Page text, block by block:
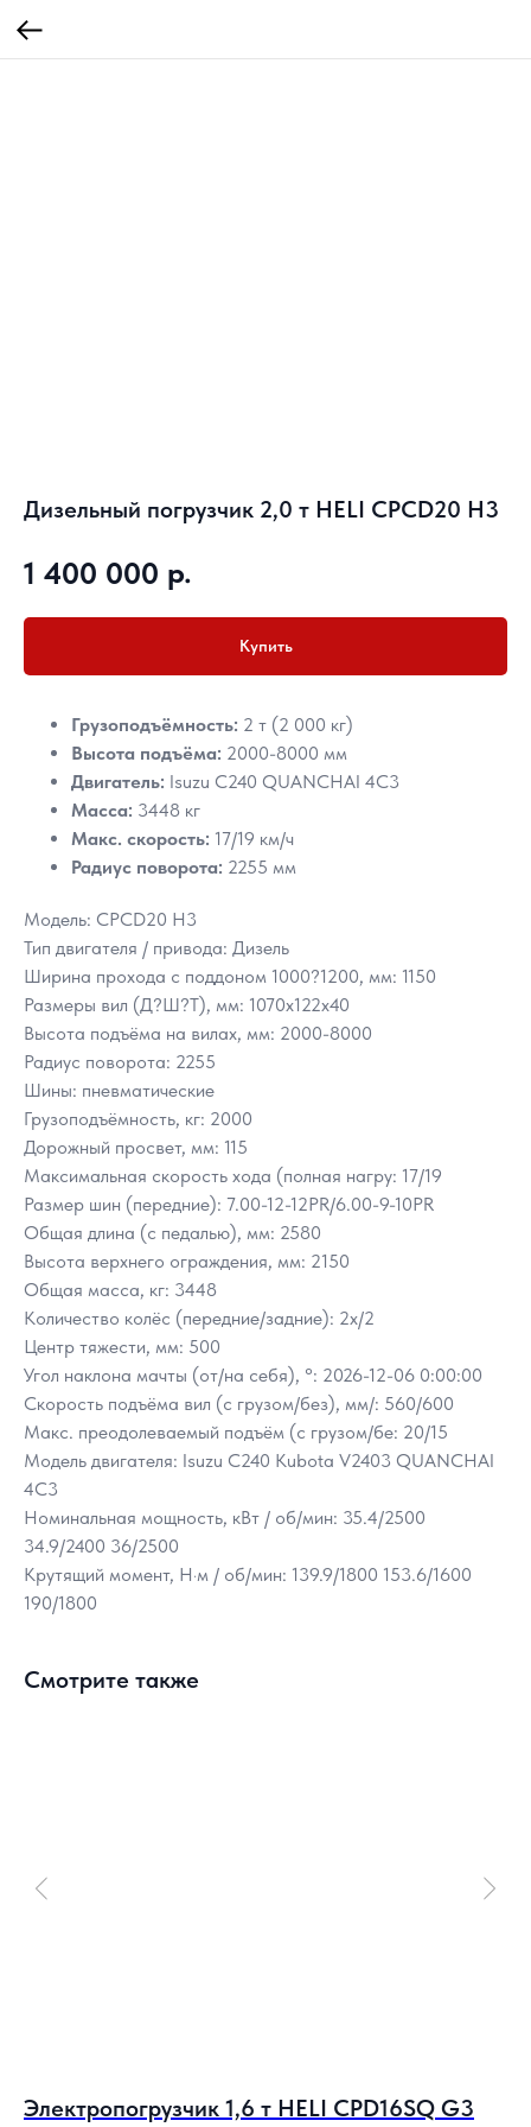
Дизельный погрузчик 2,0 т HELI CPCD20 H3
1 400 000 р.
Купить
Грузоподъёмность: 2 т (2 000 кг)
Высота подъёма: 2000-8000 мм
Двигатель: Isuzu C240 QUANCHAI 4C3
Масса: 3448 кг
Макс. скорость: 17/19 км/ч
Радиус поворота: 2255 мм
Модель: CPCD20 H3
Тип двигателя / привода: Дизель
Ширина прохода с поддоном 1000?1200, мм: 1150
Размеры вил (Д?Ш?Т), мм: 1070х122х40
Высота подъёма на вилах, мм: 2000-8000
Радиус поворота: 2255
Шины: пневматические
Грузоподъёмность, кг: 2000
Дорожный просвет, мм: 115
Максимальная скорость хода (полная нагру: 17/19
Размер шин (передние): 7.00-12-12PR/6.00-9-10PR
Общая длина (с педалью), мм: 2580
Высота верхнего ограждения, мм: 2150
Общая масса, кг: 3448
Количество колёс (передние/задние): 2х/2
Центр тяжести, мм: 500
Угол наклона мачты (от/на себя), °: 2026-12-06 0:00:00
Скорость подъёма вил (с грузом/без), мм/: 560/600
Макс. преодолеваемый подъём (с грузом/бе: 20/15
Модель двигателя: Isuzu C240 Kubota V2403 QUANCHAI
4C3
Номинальная мощность, кВт / об/мин: 35.4/2500
34.9/2400 36/2500
Крутящий момент, Н·м / об/мин: 139.9/1800 153.6/1600
190/1800
Смотрите также
Электропогрузчик 1,6 т HELI CPD16SQ G3